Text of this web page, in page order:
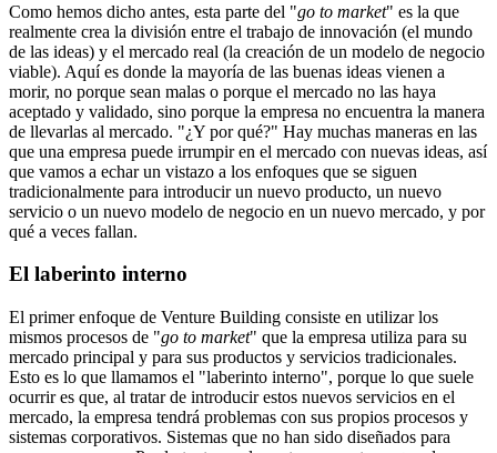
Como hemos dicho antes, esta parte del "go to market" es la que
realmente crea la división entre el trabajo de innovación (el mundo
de las ideas) y el mercado real (la creación de un modelo de negocio
viable). Aquí es donde la mayoría de las buenas ideas vienen a
morir, no porque sean malas o porque el mercado no las haya
aceptado y validado, sino porque la empresa no encuentra la manera
de llevarlas al mercado. "¿Y por qué?" Hay muchas maneras en las
que una empresa puede irrumpir en el mercado con nuevas ideas, así
que vamos a echar un vistazo a los enfoques que se siguen
tradicionalmente para introducir un nuevo producto, un nuevo
servicio o un nuevo modelo de negocio en un nuevo mercado, y por
qué a veces fallan.
El laberinto interno
El primer enfoque de Venture Building consiste en utilizar los
mismos procesos de "go to market" que la empresa utiliza para su
mercado principal y para sus productos y servicios tradicionales.
Esto es lo que llamamos el "laberinto interno", porque lo que suele
ocurrir es que, al tratar de introducir estos nuevos servicios en el
mercado, la empresa tendrá problemas con sus propios procesos y
sistemas corporativos. Sistemas que no han sido diseñados para